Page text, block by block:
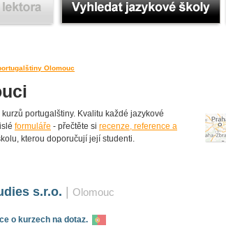
Olomouc
portugalštiny. Kvalitu každé jazykové
formuláře - přečtěte si recenze, reference a
kterou doporučují její studenti.
s.r.o. Olomouc
o kurzech na dotaz.